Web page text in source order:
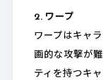
2. ワープ
ワープはキャ
画的な攻撃が
ティを持つキ